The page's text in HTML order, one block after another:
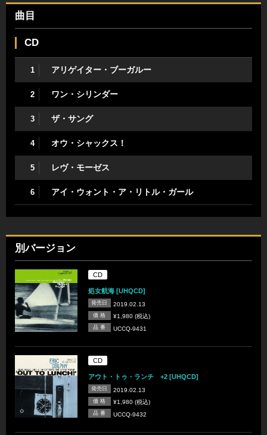
曲目
CD
1 アリゲイター・ブーガルー
2 ワン・シリンダー
3 ザ・サング
4 オウ・シャックス！
5 レヴ・モーゼス
6 アイ・ウォント・ア・リトル・ガール
別バージョン
CD
処女航海 [UHQCD]
発売日 2019.02.13
価 格 ¥1,980 (税込)
品 番 UCCQ-9431
CD
アウト・トゥ・ランチ +2 [UHQCD]
発売日 2019.02.13
価 格 ¥1,980 (税込)
品 番 UCCQ-9432